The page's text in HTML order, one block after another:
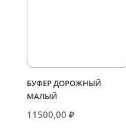
БУФЕР ДОРОЖНЫЙ
МАЛЫЙ
11500,00 ₽